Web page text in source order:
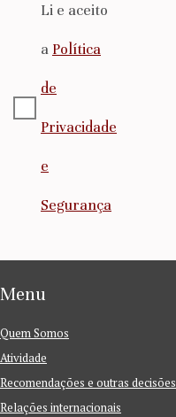
Li e aceito
a Política
de
Privacidade
e
Segurança
Menu
Quem Somos
Atividade
Recomendações e outras decisões
Relações internacionais